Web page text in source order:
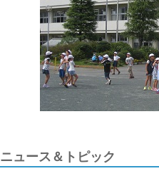
ニュース＆トピック